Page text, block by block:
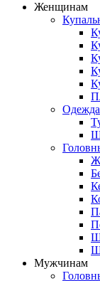
Женщинам
Одежда
Мужчинам